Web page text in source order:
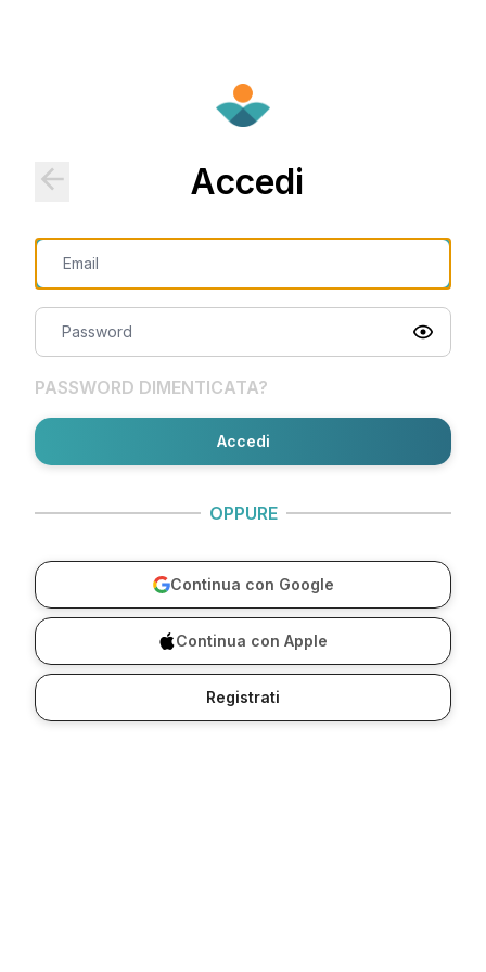
Accedi
PASSWORD DIMENTICATA?
Accedi
OPPURE
Continua con Google
Continua con Apple
Registrati